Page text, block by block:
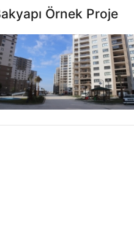
Örnek Proje